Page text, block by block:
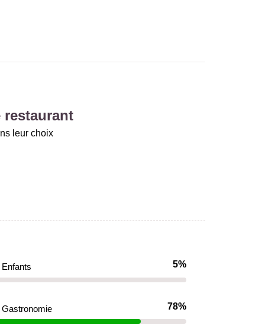
leur choix
Enfants 5%
Gastronomie 78%